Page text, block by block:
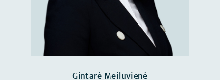
Gintarė Meiluvienė